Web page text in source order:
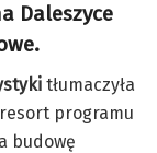
Daleszyce
tłumaczyła
programu
budowę